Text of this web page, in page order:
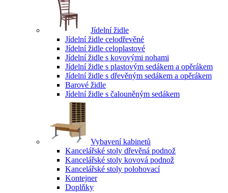
Jídelní židle
Jídelní židle celodřevěné
Jídelní židle celoplastové
Jídelní židle s kovovými nohami
Jídelní židle s plastovým sedákem a opěrákem
Jídelní židle s dřevěným sedákem a opěrákem
Barové židle
Jídelní židle s čalouněným sedákem
Vybavení kabinetů
Kancelářské stoly dřevěná podnož
Kancelářské stoly kovová podnož
Kancelářské stoly polohovací
Kontejner
Doplňky